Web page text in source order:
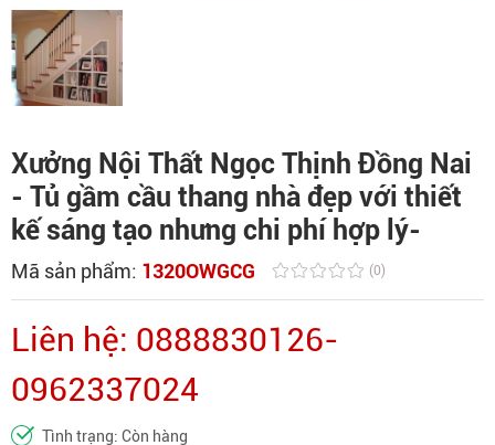
Xưởng Nội Thất Ngọc Thịnh Đồng Nai
- Tủ gầm cầu thang nhà đẹp với thiết
kế sáng tạo nhưng chi phí hợp lý-
Mã sản phẩm: 1320OWGCG (0)
Liên hệ: 0888830126-
0962337024
Tình trạng: Còn hàng